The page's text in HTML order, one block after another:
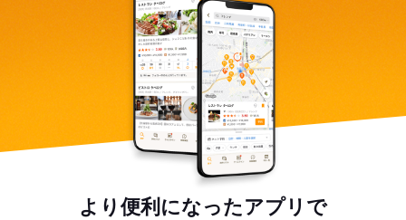
より便利になったアプリで